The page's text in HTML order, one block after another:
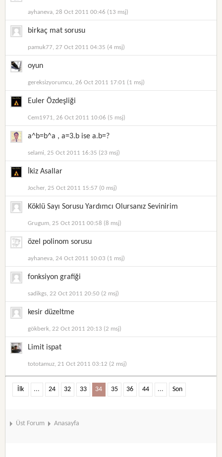
ayhaneva, 28 Oct 2011 00:46 (13 msj)
birkaç mat sorusu
pamuk77, 27 Oct 2011 04:35 (4 msj)
oyun
gereksizyorumcu, 26 Oct 2011 17:01 (1 msj)
Euler Özdeşliği
Cem1971, 26 Oct 2011 10:06 (5 msj)
a^b=b^a , a=3.b ise a.b=?
selami, 25 Oct 2011 16:35 (23 msj)
İkiz Asallar
Jocher, 25 Oct 2011 15:57 (0 msj)
Köklü Sayı Sorusu Yardımcı Olursanız Sevinirim
Grugum, 25 Oct 2011 00:58 (8 msj)
özel polinom sorusu
ayhaneva, 24 Oct 2011 10:03 (1 msj)
fonksiyon grafiği
sadikgs, 22 Oct 2011 20:50 (2 msj)
kesir düzeltme
gökberk, 22 Oct 2011 20:13 (2 msj)
Limit ispat
tototamuz, 21 Oct 2011 03:12 (2 msj)
İlk ... 24 32 33 34 35 36 44 ... Son
Üst Forum Anasayfa